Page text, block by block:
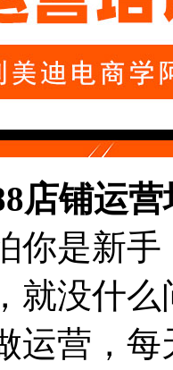
店铺运
你是新
就没什
运营，